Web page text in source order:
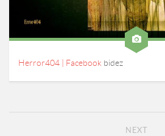
Herror404 | Facebook bidez
NEXT